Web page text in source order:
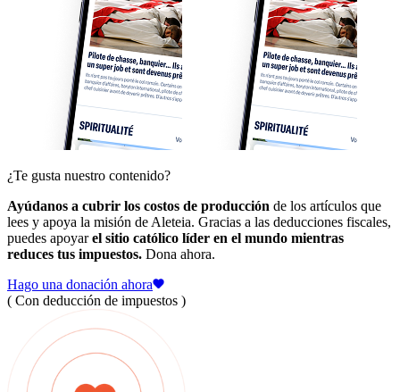
¿Te gusta nuestro contenido?
Ayúdanos a cubrir los costos de producción de los artículos que
lees y apoya la misión de Aleteia. Gracias a las deducciones fiscales,
puedes apoyarel sitio católico líder en el mundo mientras
reduces tus impuestos. Dona ahora.
Hago una donación ahora
( Con deducción de impuestos )